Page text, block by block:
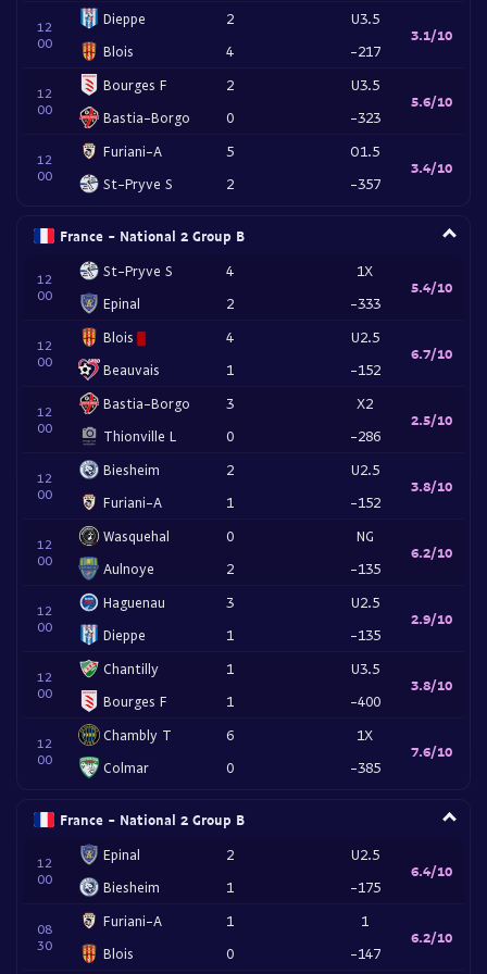
12
00
Dieppe
Blois
2
4
U3.5
-217
3.1/10
12
00
Bourges F
Bastia-Borgo
2
0
U3.5
-323
5.6/10
12
00
Furiani-A
St-Pryve S
5
2
O1.5
-357
3.4/10
France - National 2 Group B
12
00
St-Pryve S
Epinal
4
2
1X
-333
5.4/10
12
00
Blois
Beauvais
4
1
U2.5
-152
6.7/10
12
00
Bastia-Borgo
Thionville L
3
0
X2
-286
2.5/10
12
00
Biesheim
Furiani-A
2
1
U2.5
-152
3.8/10
12
00
Wasquehal
Aulnoye
0
2
NG
-135
6.2/10
12
00
Haguenau
Dieppe
3
1
U2.5
-135
2.9/10
12
00
Chantilly
Bourges F
1
1
U3.5
-400
3.8/10
12
00
Chambly T
Colmar
6
0
1X
-385
7.6/10
France - National 2 Group B
12
00
Epinal
Biesheim
2
1
U2.5
-175
6.4/10
08
30
Furiani-A
Blois
1
0
1
-147
6.2/10